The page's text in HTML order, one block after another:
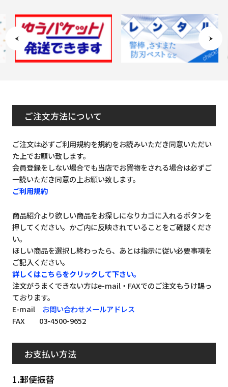
ご注文方法について
ご注文は必ずご利用規約を規約をお読みいただき同意いただい
た上でお願い致します。
会員登録をしない場合でも当店でお買物をされる場合は必ずご
一読いただき同意の上お願い致します。
ご利用規約
商品紹介より欲しい商品をお探しになりカゴに入れるボタンを
押してください。かご内に反映されていることをご確認くださ
い。
ほしい商品を選択し終わったら、あとは指示に従い必要事項を
ご記入ください。
詳しくはこちらをクリックして下さい。
注文がうまくできない方はe-mail・FAXでのご注文もうけ賜っ
ております。
E-mail お問い合わせメールアドレス
FAX 03-4500-9652
お支払い方法
1.郵便振替